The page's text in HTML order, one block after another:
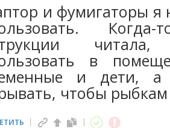
и фумигаторы я
в
и дети, а
чтобы